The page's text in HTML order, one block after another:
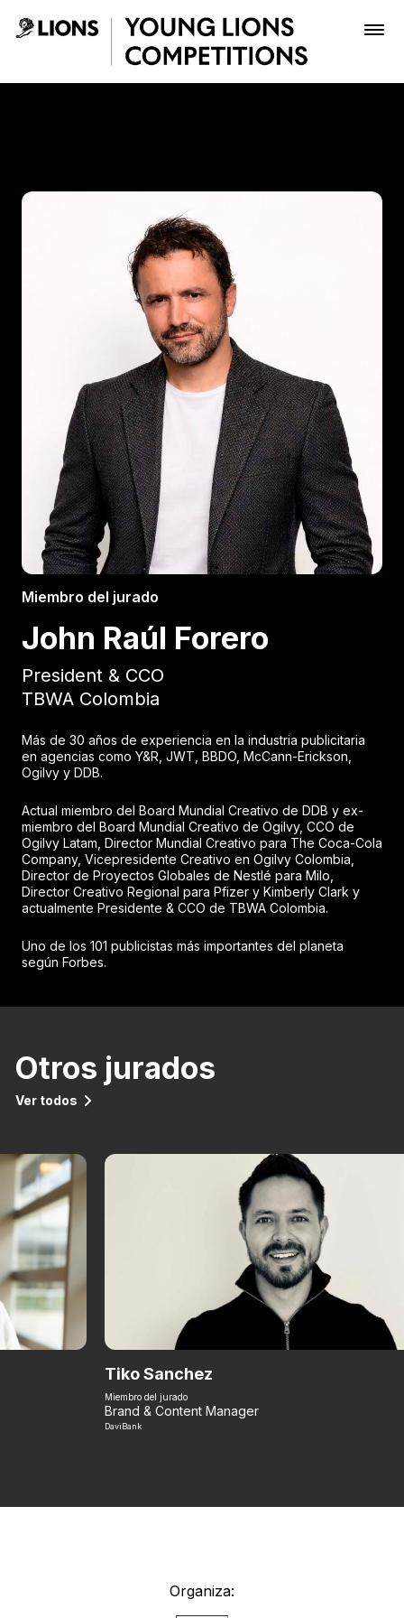
Saltar al contenido principal
Inscribir
Boletería
Miembro del jurado
John Raúl Forero
President & CCO
TBWA Colombia
Más de 30 años de experiencia en la industria publicitaria
en agencias como Y&R, JWT, BBDO, McCann-Erickson,
Ogilvy y DDB.
Actual miembro del Board Mundial Creativo de DDB y ex-
miembro del Board Mundial Creativo de Ogilvy, CCO de
Ogilvy Latam, Director Mundial Creativo para The Coca-Cola
Company, Vicepresidente Creativo en Ogilvy Colombia,
Director de Proyectos Globales de Nestlé para Milo,
Director Creativo Regional para Pfizer y Kimberly Clark y
actualmente Presidente & CCO de TBWA Colombia.
Uno de los 101 publicistas más importantes del planeta
según Forbes.
Otros jurados
Ver todos
Tiko Sanchez
Miembro del jurado
Brand & Content Manager
DaviBank
Organiza: